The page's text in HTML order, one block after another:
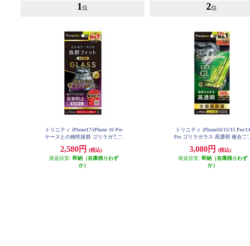
1 位
トリニティ iPhone17/iPhone 16 Pro
ケースとの相性抜群 ゴリラガラス
P25M2-GLS-GOAG
2,580円
(税込)
発送目安: 即納（在庫残りわず
か）
2位
トリニティ iPhone16/15/15 Pro/14
Pro ゴリラガラス 高透明 複合フレ
-GOCCBK
3,080円
(税込)
発送目安: 即納（在庫残りわず
か）